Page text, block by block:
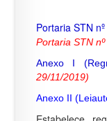
Portaria STN
Portaria STN
Anexo I
29/11/2019)
Anexo II